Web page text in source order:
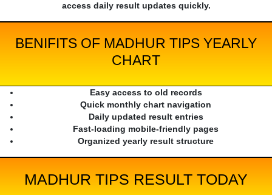
access daily result updates quickly.
BENIFITS OF MADHUR TIPS YEARLY
CHART
Easy access to old records
Quick monthly chart navigation
Daily updated result entries
Fast-loading mobile-friendly pages
Organized yearly result structure
MADHUR TIPS RESULT TODAY